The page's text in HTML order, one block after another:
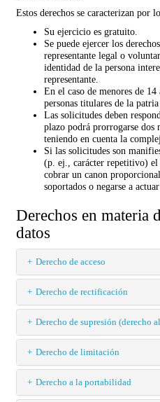
Estos derechos se caracterizan por
Su ejercicio es gratuito.
Se puede ejercer los
representante legal o
identidad de la persona
representante.
En el caso de menores de
personas titulares de la patria
Las solicitudes deben
plazo podrá prorrogarse dos
teniendo en cuenta la
Si las solicitudes son
(p. ej., carácter repetitivo) el
cobrar un canon
soportados o negarse a
Derechos en materia
datos
Derecho de acceso
Derecho de rectificación
Derecho de supresión (derecho
Derecho de limitación
Derecho a la portabilidad